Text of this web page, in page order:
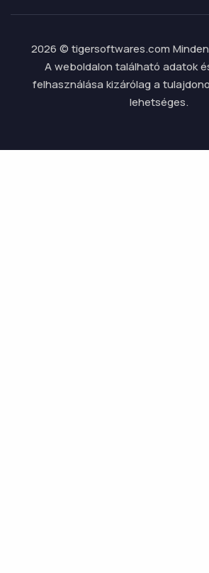
2026 © tigersoftwares.com
A weboldalon található adatok
felhasználása kizárólag a
lehetséges.